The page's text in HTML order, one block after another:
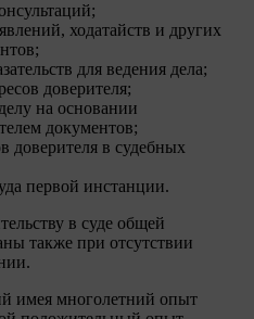
ходатайств и других
для ведения дела;
доверителя;
на основании
документов;
доверителя в судебных
первой инстанции.
в суде общей
также при отсутствии
имея многолетний опыт